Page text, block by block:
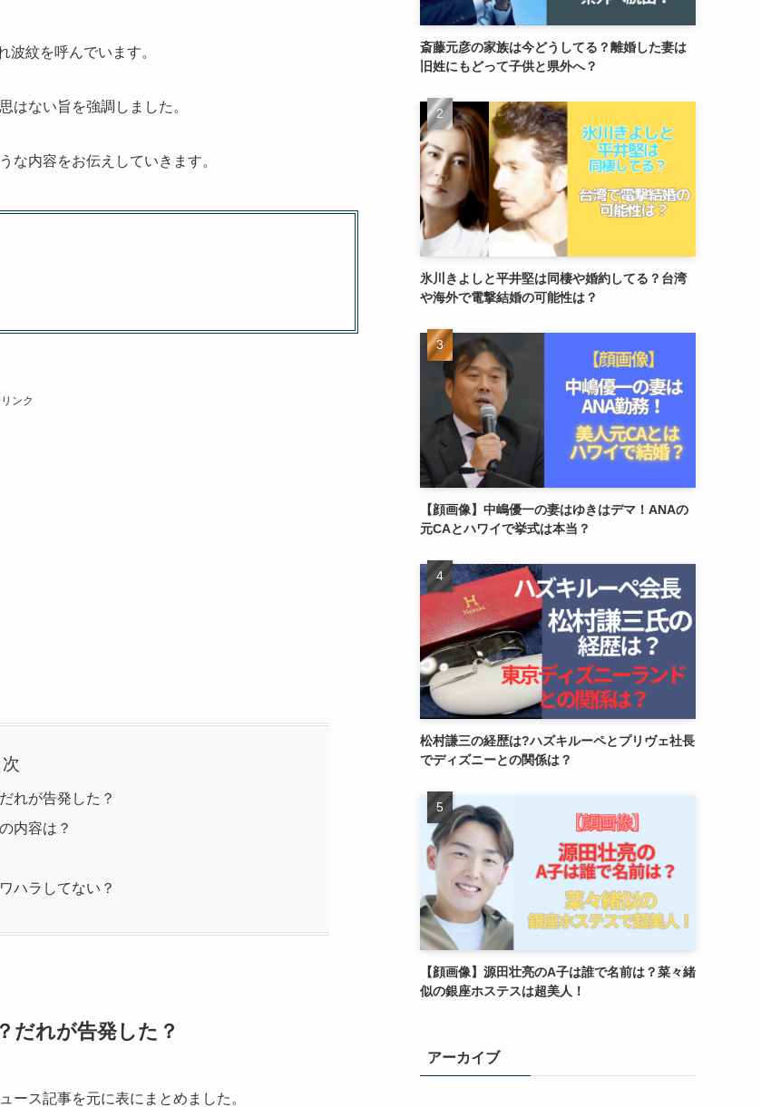
紋を呼んでいます。
はない旨を強調しました。
な内容をお伝えしていきます。
ンク
れが告発した？
内容は？
ハラしてない？
だれが告発した？
ース記事を元に表にまとめました。
斎藤元彦の家族は今どうしてる？離婚した妻は
旧姓にもどって子供と県外へ？
氷川きよしと平井堅は同棲や婚約してる？台湾
や海外で電撃結婚の可能性は？
【顔画像】中嶋優一の妻はゆきはデマ！ANAの
元CAとハワイで挙式は本当？
松村謙三の経歴は?ハズキルーペとプリヴェ社長
でディズニーとの関係は？
【顔画像】源田壮亮のA子は誰で名前は？菜々緒
似の銀座ホステスは超美人！
アーカイブ